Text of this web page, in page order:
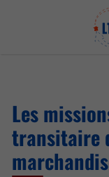
Les
transitaire